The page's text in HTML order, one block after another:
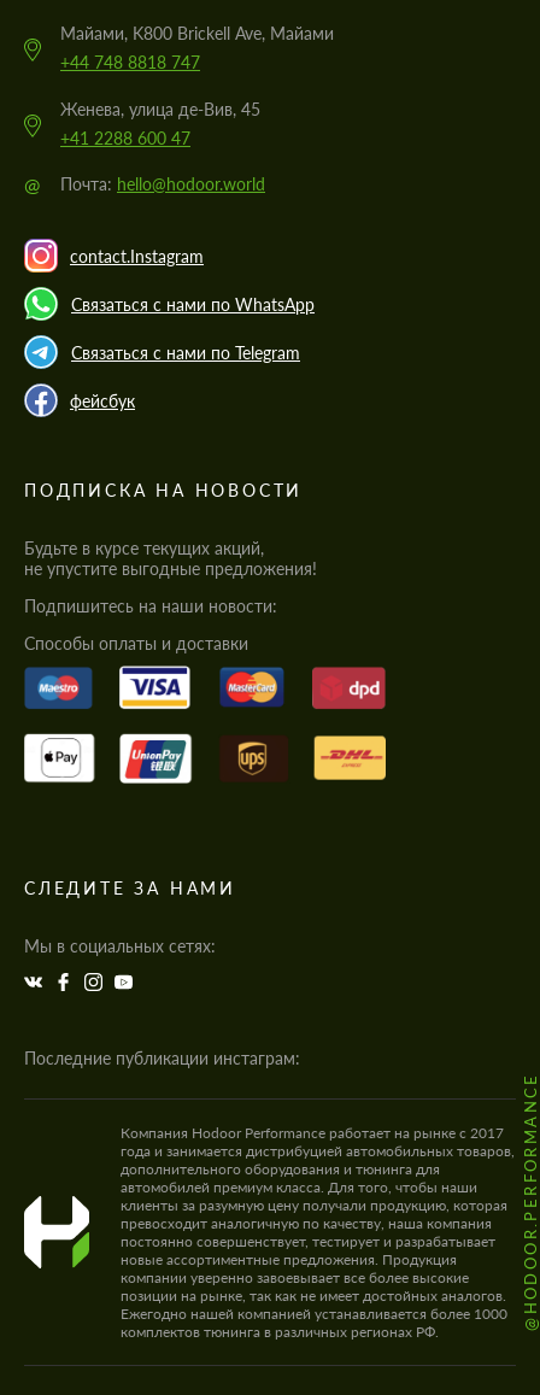
Майами, K800 Brickell Ave, Майами
+44 748 8818 747
Женева, улица де-Вив, 45
+41 2288 600 47
@ Почта: hello@hodoor.world
contact.Instagram
Связаться с нами по WhatsApp
Связаться с нами по Telegram
фейсбук
ПОДПИСКА НА НОВОСТИ
Будьте в курсе текущих акций,
не упустите выгодные предложения!
Подпишитесь на наши новости:
Cпособы оплаты и доставки
СЛЕДИТЕ ЗА НАМИ
Мы в социальных сетях:
Последние публикации инстаграм:
@HODOOR.PERFORMANCE
Компания Hodoor Performance работает на рынке с 2017
года и занимается дистрибуцией автомобильных товаров,
дополнительного оборудования и тюнинга для
автомобилей премиум класса. Для того, чтобы наши
клиенты за разумную цену получали продукцию, которая
превосходит аналогичную по качеству, наша компания
постоянно совершенствует, тестирует и разрабатывает
новые ассортиментные предложения. Продукция
компании уверенно завоевывает все более высокие
позиции на рынке, так как не имеет достойных аналогов.
Ежегодно нашей компанией устанавливается более 1000
комплектов тюнинга в различных регионах РФ.